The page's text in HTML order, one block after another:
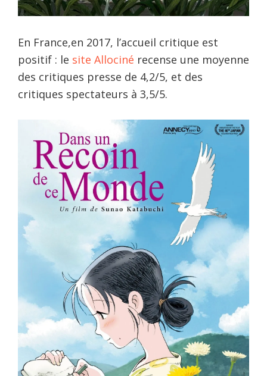
En France,en 2017, l’accueil critique est
positif : le site Allociné recense une moyenne
des critiques presse de 4,2/5, et des
critiques spectateurs à 3,5/5.